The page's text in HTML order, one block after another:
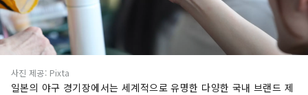
사진 제공: Pixta
일본의 야구 경기장에서는 세계적으로 유명한 다양한 국내 브랜드 제